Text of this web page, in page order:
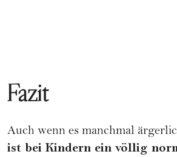
Fazit
Auch wenn es manchmal
ist bei Kindern ein völlig